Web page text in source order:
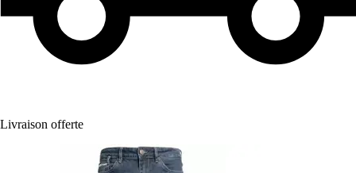
Livraison offerte